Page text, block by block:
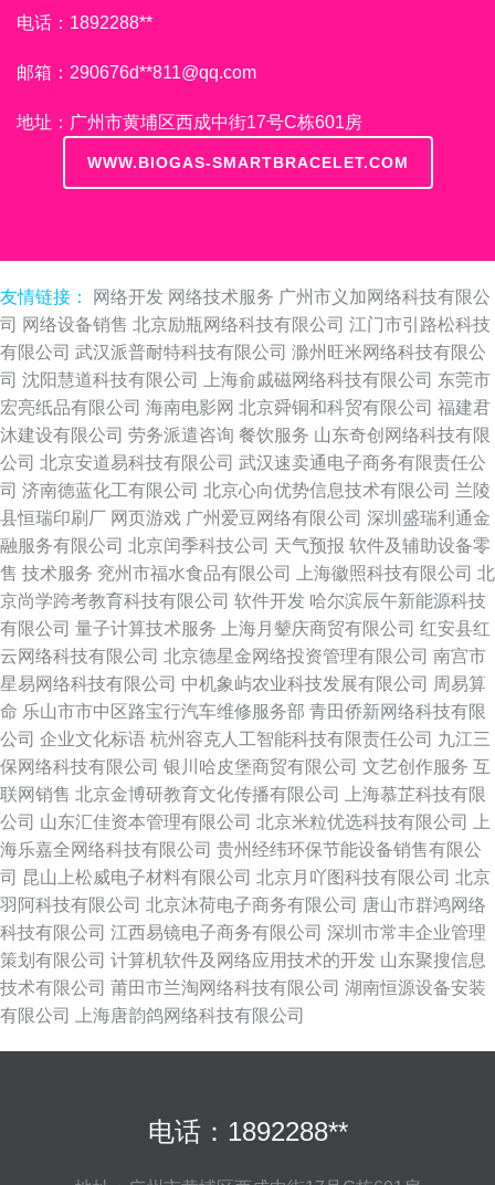
电话：1892288**
邮箱：290676d**811@qq.com
地址：广州市黄埔区西成中街17号C栋601房
WWW.BIOGAS-SMARTBRACELET.COM
友情链接： 网络开发 网络技术服务 广州市义加网络科技有限公
司 网络设备销售 北京励瓶网络科技有限公司 江门市引路松科技
有限公司 武汉派普耐特科技有限公司 滁州旺米网络科技有限公
司 沈阳慧道科技有限公司 上海俞戚磁网络科技有限公司 东莞市
宏亮纸品有限公司 海南电影网 北京舜铜和科贸有限公司 福建君
沐建设有限公司 劳务派遣咨询 餐饮服务 山东奇创网络科技有限
公司 北京安道易科技有限公司 武汉速卖通电子商务有限责任公
司 济南德蓝化工有限公司 北京心向优势信息技术有限公司 兰陵
县恒瑞印刷厂 网页游戏 广州爱豆网络有限公司 深圳盛瑞利通金
融服务有限公司 北京闰季科技公司 天气预报 软件及辅助设备零
售 技术服务 兖州市福水食品有限公司 上海徽照科技有限公司 北
京尚学跨考教育科技有限公司 软件开发 哈尔滨辰午新能源科技
有限公司 量子计算技术服务 上海月颦庆商贸有限公司 红安县红
云网络科技有限公司 北京德星金网络投资管理有限公司 南宫市
星易网络科技有限公司 中机象屿农业科技发展有限公司 周易算
命 乐山市市中区路宝行汽车维修服务部 青田侨新网络科技有限
公司 企业文化标语 杭州容克人工智能科技有限责任公司 九江三
保网络科技有限公司 银川哈皮堡商贸有限公司 文艺创作服务 互
联网销售 北京金博研教育文化传播有限公司
上海慕芷科技有限
公司 山东汇佳资本管理有限公司 北京米粒优选科技有限公司
上
海乐嘉全网络科技有限公司 贵州经纬环保节能设备销售有限公
司 昆山上松威电子材料有限公司 北京月吖图科技有限公司 北京
羽阿科技有限公司 北京沐荷电子商务有限公司 唐山市群鸿网络
科技有限公司 江西易镜电子商务有限公司 深圳市常丰企业管理
策划有限公司 计算机软件及网络应用技术的开发 山东聚搜信息
技术有限公司 莆田市兰淘网络科技有限公司 湖南恒源设备安装
有限公司
上海唐韵鸽网络科技有限公司
电话：1892288**